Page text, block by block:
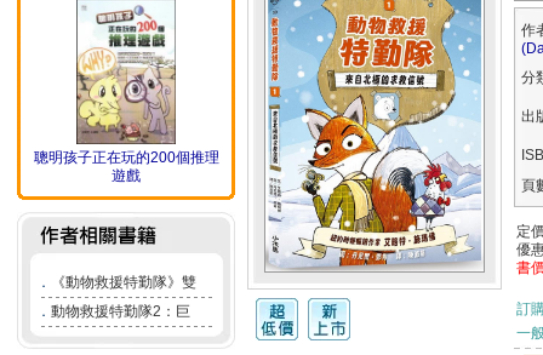
聰明孩子正在玩的200個推理
遊戲
．
《動物救援特勤隊》雙
． 動物救援特勤隊2：巨
作
分
出
頁
定
優
書
訂
一